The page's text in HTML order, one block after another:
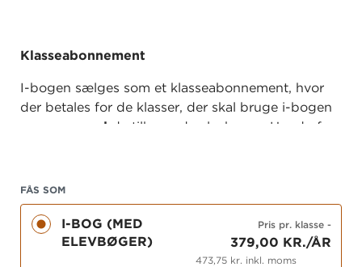
Klasseabonnement
I-bogen sælges som et klasseabonnement, hvor
der betales for de klasser, der skal bruge i-bogen
sammen med de tilhørende elevbøger. Har du fx
Den angivne pris gælder pr. år pr. klasse. Ønsker
du at bruge i-bogen
de tilhørende
elevbøger, er prisen en anden. Klikher.
FÅS SOM
I-BOG (MED
ELEVBØGER)
Pris pr. klasse-
379,00 KR./ÅR
473,75 kr. inkl. moms